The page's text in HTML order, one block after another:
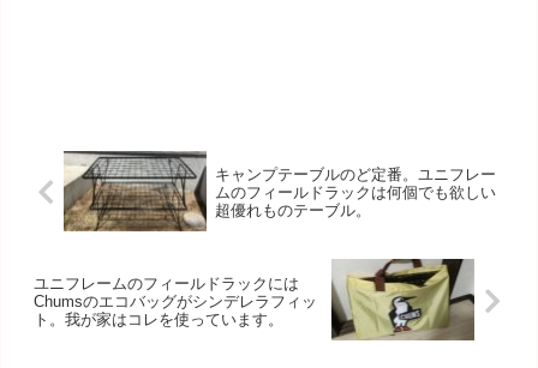
キャンプテーブルのど定番。ユニフレー
ムのフィールドラックは何個でも欲しい
超優れものテーブル。
ユニフレームのフィールドラックには
Chumsのエコバッグがシンデレラフィッ
ト。我が家はコレを使っています。